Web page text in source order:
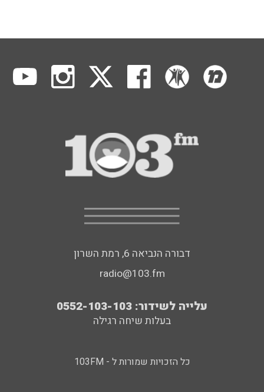
דבורה הנביאה 6, רמת השרון
radio@103.fm
עלייה לשידור: 0552-103-103
בעלות שיחה רגילה
כל הזכויות שמורות ל - 103FM